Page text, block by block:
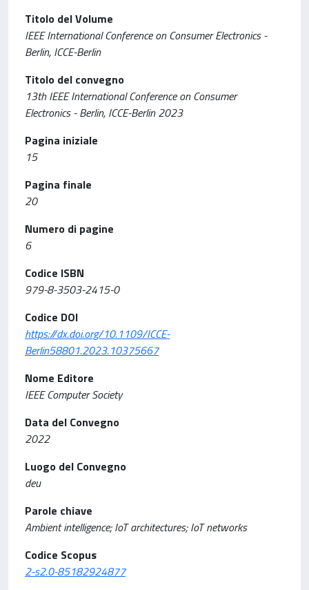
Titolo del Volume
IEEE International Conference on Consumer Electronics -
Berlin, ICCE-Berlin
Titolo del convegno
13th IEEE International Conference on Consumer
Electronics - Berlin, ICCE-Berlin 2023
Pagina iniziale
15
Pagina finale
20
Numero di pagine
6
Codice ISBN
979-8-3503-2415-0
Codice DOI
https://dx.doi.org/10.1109/ICCE-
Berlin58801.2023.10375667
Nome Editore
IEEE Computer Society
Data del Convegno
2022
Luogo del Convegno
deu
Parole chiave
Ambient intelligence; IoT architectures; IoT networks
Codice Scopus
2-s2.0-85182924877